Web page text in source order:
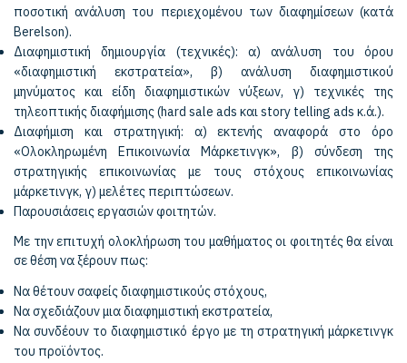
ποσοτική ανάλυση του περιεχομένου των διαφημίσεων (κατά
Berelson).
Διαφημιστική δημιουργία (τεχνικές): α) ανάλυση του όρου
«διαφημιστική εκστρατεία», β) ανάλυση διαφημιστικού
μηνύματος και είδη διαφημιστικών νύξεων, γ) τεχνικές της
τηλεοπτικής διαφήμισης (hard sale ads και story telling ads κ.ά.).
Διαφήμιση και στρατηγική: α) εκτενής αναφορά στο όρο
«Ολοκληρωμένη Επικοινωνία Μάρκετινγκ», β) σύνδεση της
στρατηγικής επικοινωνίας με τους στόχους επικοινωνίας
μάρκετινγκ, γ) μελέτες περιπτώσεων.
Παρουσιάσεις εργασιών φοιτητών.
Με την επιτυχή ολοκλήρωση του μαθήματος οι φοιτητές θα είναι
σε θέση να ξέρουν πως:
Να θέτουν σαφείς διαφημιστικούς στόχους,
Να σχεδιάζουν μια διαφημιστική εκστρατεία,
Να συνδέουν το διαφημιστικό έργο με τη στρατηγική μάρκετινγκ
του προϊόντος.